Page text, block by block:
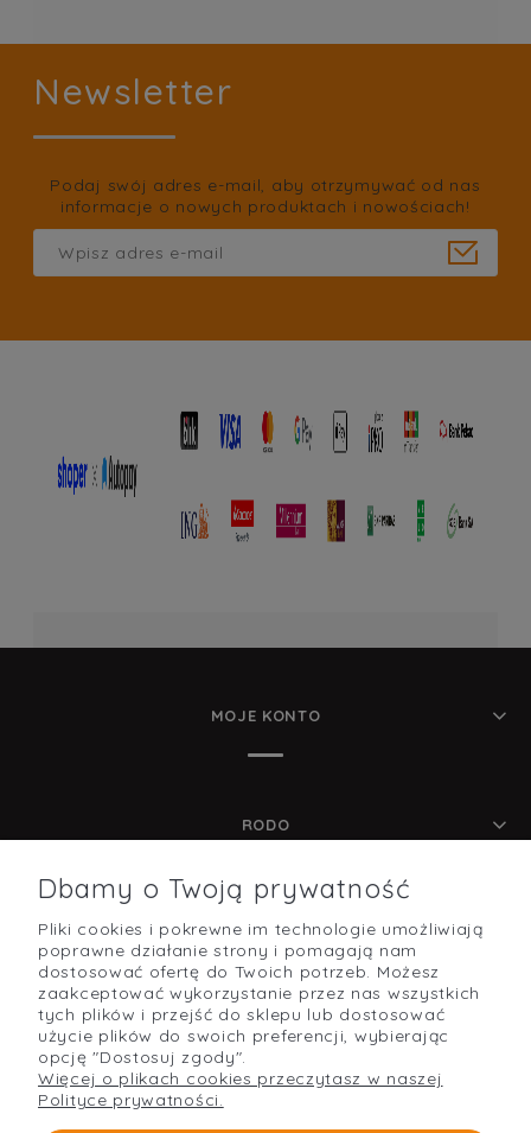
Newsletter
Podaj swój adres e-mail, aby otrzymywać od nas
informacje o nowych produktach i nowościach!
MOJE KONTO
RODO
POMOC
O NAS
Dbamy o Twoją prywatność
Pliki cookies i pokrewne im technologie umożliwiają
poprawne działanie strony i pomagają nam
dostosować ofertę do Twoich potrzeb. Możesz
zaakceptować wykorzystanie przez nas wszystkich
tych plików i przejść do sklepu lub dostosować
użycie plików do swoich preferencji, wybierając
opcję "Dostosuj zgody".
Więcej o plikach cookies przeczytasz w naszej
Polityce prywatności.